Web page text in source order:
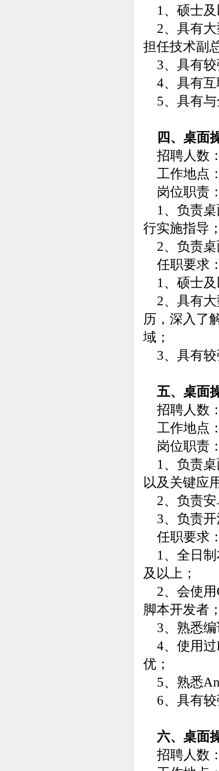
1、硕士
2、具有
担任技术副
3、具有
4、具有
5、具有
四、桌面
招聘人数
工作地点
岗位职责
1、负责
行实施指导
2、负责
任职要求
1、硕士
2、具有
历，深入了
域；
3、具有
五、桌面
招聘人数
工作地点
岗位职责
1、负责
以及关键应
2、负责
3、负责
任职要求
1、全日
及以上；
2、会使
脚本开发者
3、熟悉
4、使用
优；
5、熟悉
6、具有
六、桌面
招聘人数